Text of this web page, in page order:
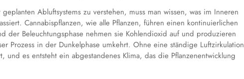
Abluftsystems zu verstehen, muss man wissen, was im Inneren
Cannabispflanzen, wie alle Pflanzen, führen einen kontinuierlichen
der Beleuchtungsphase nehmen sie Kohlendioxid auf und produzieren
Prozess in der Dunkelphase umkehrt. Ohne eine ständige Luftzirkulation
und es entsteht ein abgestandenes Klima, das die Pflanzenentwicklung